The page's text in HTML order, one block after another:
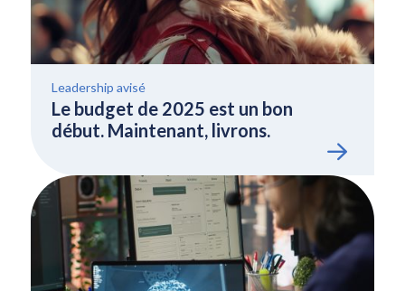
Leadership avisé
Le budget de 2025 est un bon
début. Maintenant, livrons.